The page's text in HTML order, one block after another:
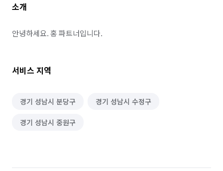
소개
안녕하세요. 홍 파트너입니다.
서비스 지역
경기 성남시 분당구 경기 성남시 수정구
경기 성남시 중원구